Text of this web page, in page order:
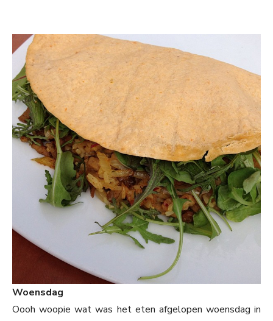
Woensdag
Oooh woopie wat was het eten afgelopen woensdag in